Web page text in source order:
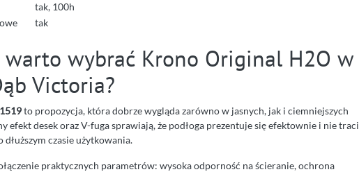
tak, 100h
tak
warto wybrać Krono Original H2O w
Victoria?
to propozycja, która dobrze wygląda zarówno w jasnych, jak i ciemniejszych
efekt desek oraz V-fuga sprawiają, że podłoga prezentuje się efektownie i nie traci
czasie użytkowania.
praktycznych parametrów: wysoka odporność na ścieranie, ochrona